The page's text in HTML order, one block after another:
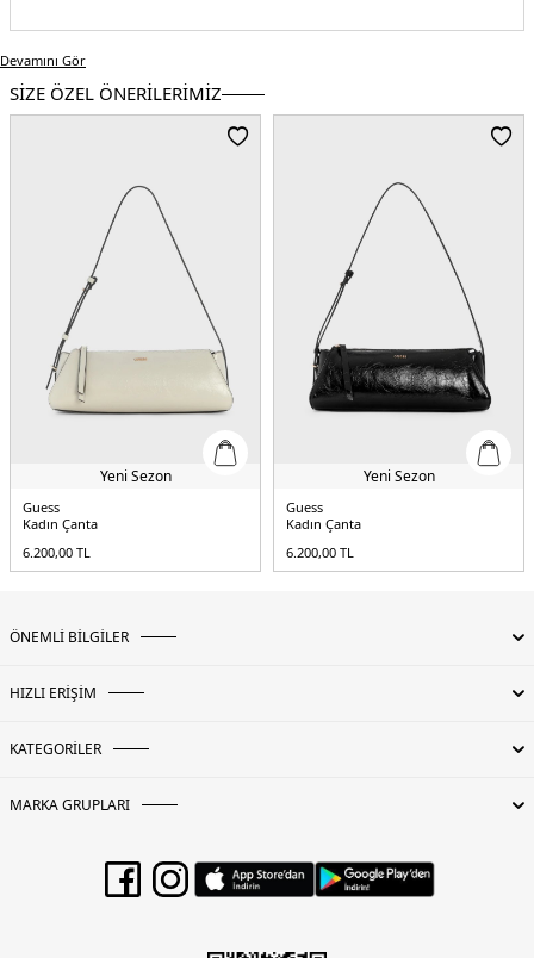
Devamını Gör
SİZE ÖZEL ÖNERİLERİMİZ
Yeni Sezon
Guess
Kadın Çanta
6.200,00 TL
Yeni Sezon
Guess
Kadın Çanta
6.200,00 TL
ÖNEMLİ BİLGİLER
HIZLI ERİŞİM
KATEGORİLER
MARKA GRUPLARI